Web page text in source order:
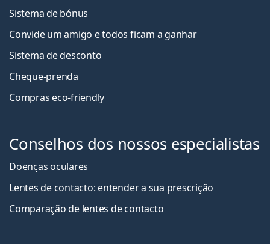
Sistema de bónus
Convide um amigo e todos ficam a ganhar
Sistema de desconto
Cheque-prenda
Compras eco-friendly
Conselhos dos nossos especialistas
Doenças oculares
Lentes de contacto: entender a sua prescrição
Comparação de lentes de contacto